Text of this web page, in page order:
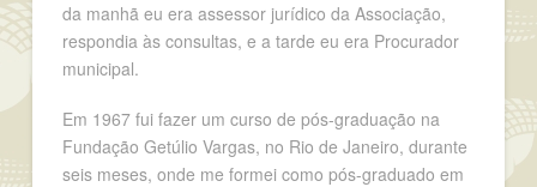
da manhã eu era assessor jurídico da Associação,
respondia às consultas, e a tarde eu era Procurador
municipal.
Em 1967 fui fazer um curso de pós-graduação na
Fundação Getúlio Vargas, no Rio de Janeiro, durante
seis meses, onde me formei como pós-graduado em